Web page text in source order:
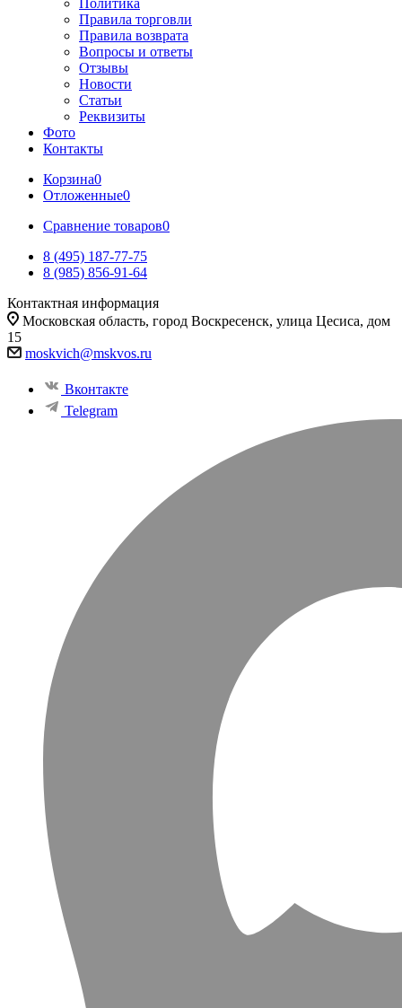
Политика
Правила торговли
Правила возврата
Вопросы и ответы
Отзывы
Новости
Статьи
Реквизиты
Фото
Контакты
Корзина0
Отложенные0
Сравнение товаров0
8 (495) 187-77-75
8 (985) 856-91-64
Контактная информация
Московская область, город Воскресенск, улица Цесиса, дом
15
moskvich@mskvos.ru
Вконтакте
Telegram